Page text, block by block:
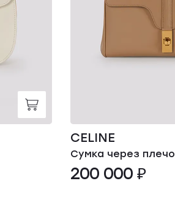
CELINE
Сумка через плечо
200 000 ₽